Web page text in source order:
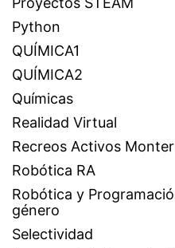
Python
QUÍMICA1
QUÍMICA2
Químicas
Realidad Virtual
Recreos Activos
Robótica RA
Robótica y
género
Selectividad